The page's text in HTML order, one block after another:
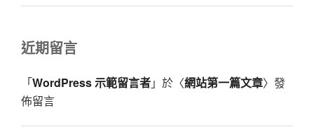
近期留言
「WordPress 示範留言者」於〈網站第一篇文章〉發
佈留言